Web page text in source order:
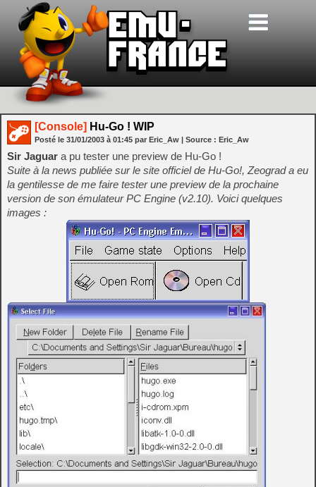
[Console] Hu-Go ! WIP
Posté le 31/01/2003 à 01:45 par Eric_Aw | Source : Eric_Aw
Sir Jaguar a pu tester une preview de Hu-Go !
Suite à la news publiée sur le site officiel de Hu-Go!, Zeograd a eu
la gentilesse de me faire tester une preview de la prochaine
version de son émulateur PC Engine (v2.10). Voici quelques
images :